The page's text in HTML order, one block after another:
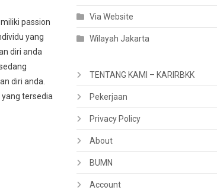
passion
yang
diri anda
diri anda.
tersedia
Via Website
Wilayah Jakarta
TENTANG KAMI – KARIRBKK
Pekerjaan
Privacy Policy
About
BUMN
Account